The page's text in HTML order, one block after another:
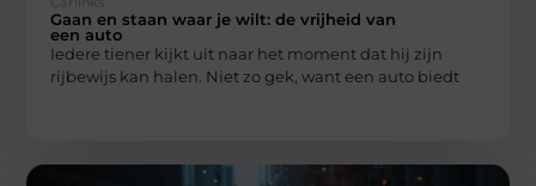
Gaan en staan waar je wilt: de vrijheid van
een auto
Iedere tiener kijkt uit naar het moment dat hij zijn
rijbewijs kan halen. Niet zo gek, want een auto biedt